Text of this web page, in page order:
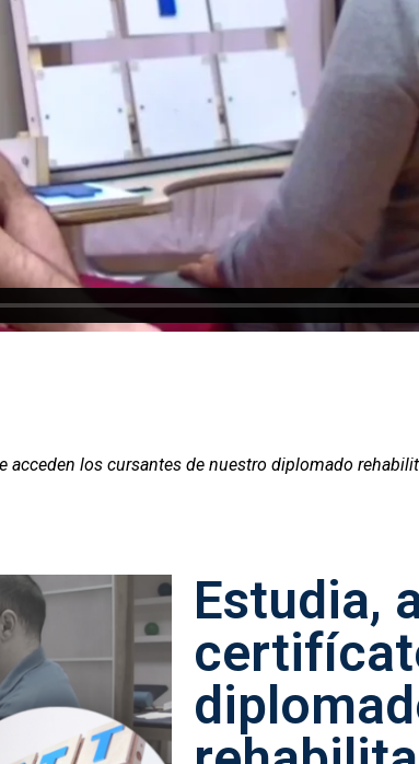
acceden los cursantes de nuestro diplomado
Estudia,